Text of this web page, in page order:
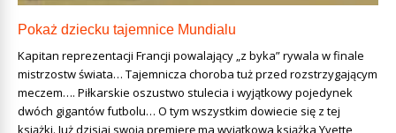
Pokaż dziecku tajemnice Mundialu
Kapitan reprezentacji Francji powalający „z byka” rywala w finale
mistrzostw świata… Tajemnicza choroba tuż przed rozstrzygającym
meczem…. Piłkarskie oszustwo stulecia i wyjątkowy pojedynek
dwóch gigantów futbolu… O tym wszystkim dowiecie się z tej
książki. Już dzisiaj swoją premierę ma wyjątkowa książka Yvette